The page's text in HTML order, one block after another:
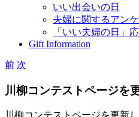
いい出会いの日
夫婦に関するアン
「いい夫婦の日」
Gift Information
前 次
川柳コンテストページを